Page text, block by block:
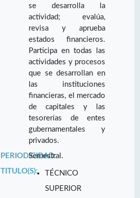
se desarrolla la
actividad; evalúa,
revisa y aprueba
estados financieros.
Participa en todas las
actividades y procesos
que se desarrollan en
las instituciones
financieras, el mercado
de capitales y las
tesorerías de entes
gubernamentales y
privados.
PERIODICIDAD:
Semestral.
TITULO(S):
TÉCNICO
SUPERIOR